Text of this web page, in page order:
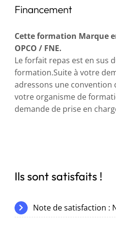
Financement
Cette formation Marque
OPCO / FNE.
Le forfait repas est en sus
formation.Suite à votre
adressons une convention
votre organisme de
demande de prise en
Ils sont satisfaits !
Note de satisfaction :